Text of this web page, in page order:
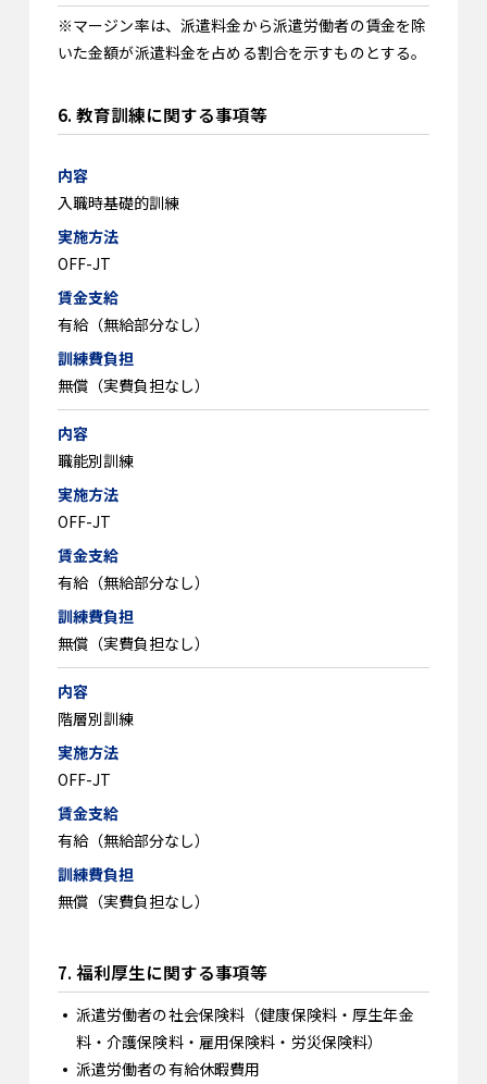
※マージン率は、派遣料金から派遣労働者の賃金を除
いた金額が派遣料金を占める割合を示すものとする。
6. 教育訓練に関する事項等
入職時基礎的訓練
OFF-JT
有給（無給部分なし）
無償（実費負担なし）
職能別訓練
OFF-JT
有給（無給部分なし）
無償（実費負担なし）
階層別訓練
OFF-JT
有給（無給部分なし）
無償（実費負担なし）
7. 福利厚生に関する事項等
派遣労働者の社会保険料（健康保険料・厚生年金
料・介護保険料・雇用保険料・労災保険料）
派遣労働者の有給休暇費用